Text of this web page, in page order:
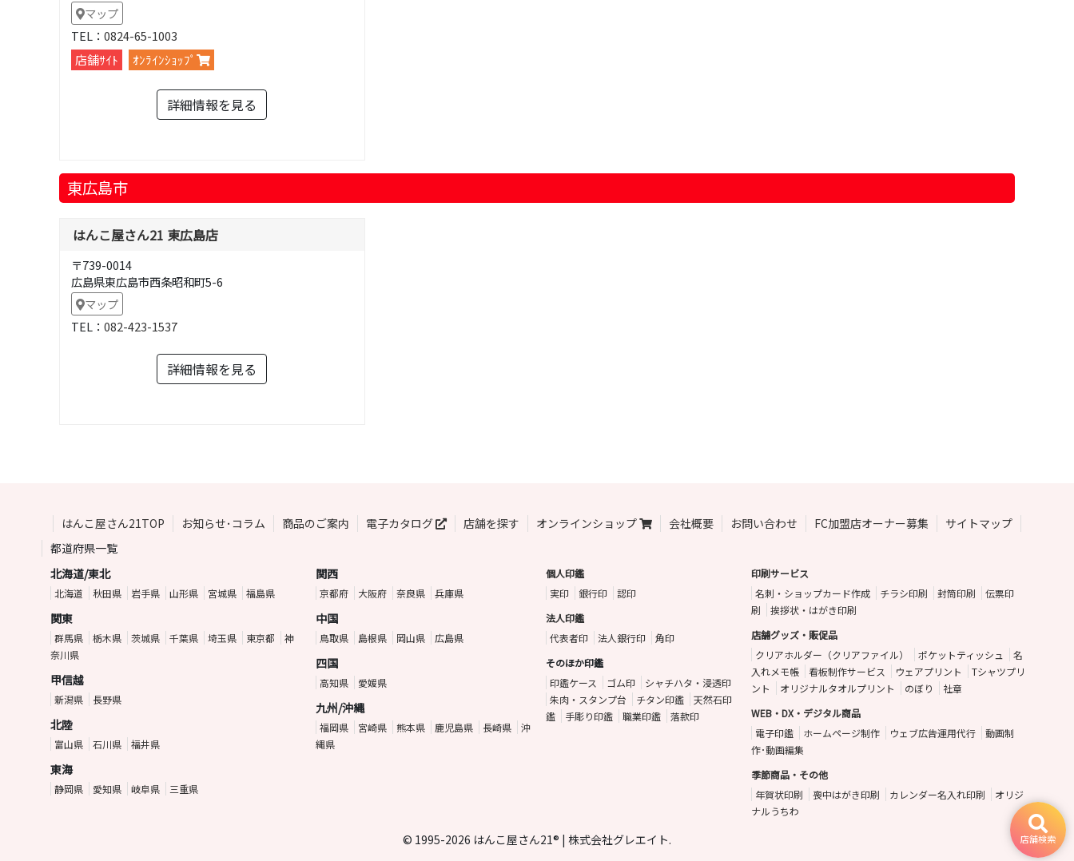
マップ
TEL：0824-65-1003
店舗ｻｲﾄ
ｵﾝﾗｲﾝｼｮｯﾌﾟ
詳細情報を見る
東広島市
はんこ屋さん21 東広島店
〒739-0014
広島県東広島市西条昭和町5-6
マップ
TEL：082-423-1537
詳細情報を見る
はんこ屋さん21TOP お知らせ･コラム 商品のご案内 電子カタログ 店舗を探す オンラインショップ 会社概要 お問い合わせ FC加盟店オーナー募集
サイトマップ
都道府県一覧
北海道/東北
北海道 秋田県 岩手県 山形県 宮城県 福島県
関東
群馬県 栃木県 茨城県 千葉県 埼玉県 東京都
神
奈川県
甲信越
新潟県 長野県
北陸
富山県 石川県 福井県
東海
静岡県 愛知県 岐阜県 三重県
関西
京都府 大阪府 奈良県 兵庫県
中国
鳥取県 島根県 岡山県 広島県
四国
高知県 愛媛県
九州/沖縄
福岡県 宮崎県 熊本県 鹿児島県 長崎県
沖
縄県
個人印鑑
実印
銀行印
認印
法人印鑑
代表者印
法人銀行印
角印
そのほか印鑑
印鑑ケース
ゴム印
シャチハタ・浸透印
朱肉・スタンプ台
チタン印鑑
天然石印
鑑
手彫り印鑑 職業印鑑 落款印
印刷サービス
名刺・ショップカード作成
チラシ印刷 封筒印刷
伝票印
刷
挨拶状・はがき印刷
店舗グッズ・販促品
クリアホルダー（クリアファイル）
ポケットティッシュ
名
入れメモ帳
看板制作サービス ウェアプリント
Tシャツプリ
ント
オリジナルタオルプリント のぼり
社章
WEB・DX・デジタル商品
電子印鑑
ホームページ制作 ウェブ広告運用代行
動画制
作･動画編集
季節商品・その他
年賀状印刷
喪中はがき印刷 カレンダー名入れ印刷
オリジ
ナルうちわ
© 1995-2026 はんこ屋さん21® | 株式会社グレエイト. 店舗検索